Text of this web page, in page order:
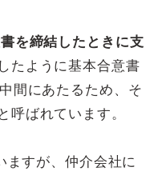
を締結したときに支
たように基本合意書
間にあたるため、そ
呼ばれています。
ますが、仲介会社に